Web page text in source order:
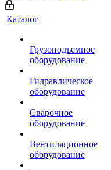
Каталог
Грузоподъемное
оборудование
Гидравлическое
оборудование
Сварочное
оборудование
Вентиляционное
оборудование